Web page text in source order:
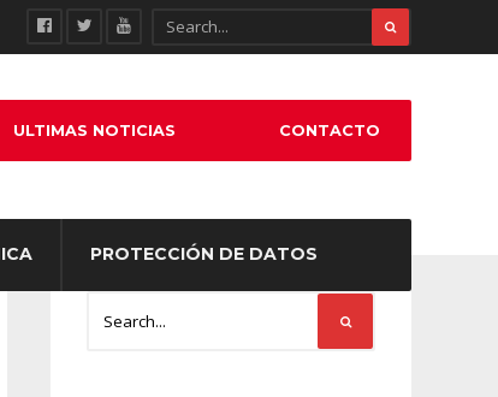
PROTECCIÓN DE DATOS
ULTIMAS NOTICIAS CONTACTO